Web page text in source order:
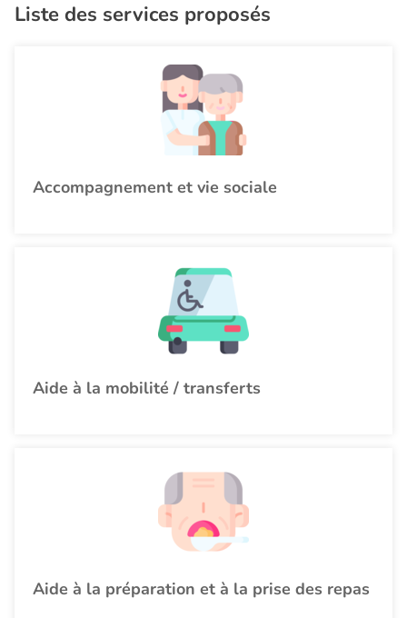
Liste des services proposés
Accompagnement et vie sociale
Aide à la mobilité / transferts
Aide à la préparation et à la prise des repas